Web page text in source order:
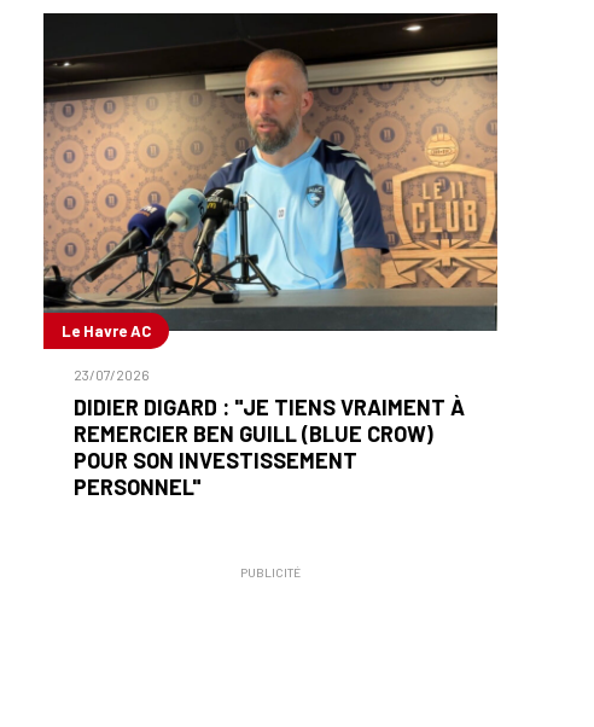
Le Havre AC
23/07/2026
DIDIER DIGARD : "JE TIENS VRAIMENT À
REMERCIER BEN GUILL (BLUE CROW)
POUR SON INVESTISSEMENT
PERSONNEL"
PUBLICITÉ